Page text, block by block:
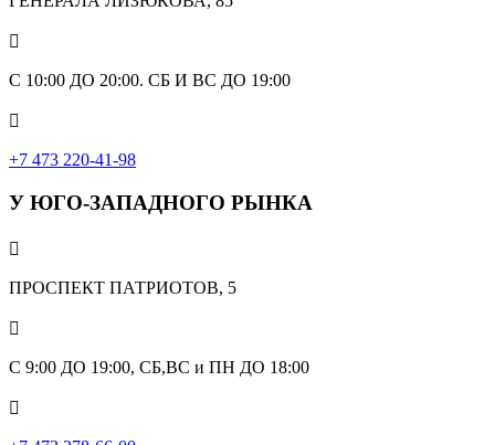

С 10:00 ДО 20:00. СБ И ВС ДО 19:00

+7 473 220-41-98
У ЮГО-ЗАПАДНОГО РЫНКА

ПРОСПЕКТ ПАТРИОТОВ, 5

С 9:00 ДО 19:00, СБ,ВС и ПН ДО 18:00
